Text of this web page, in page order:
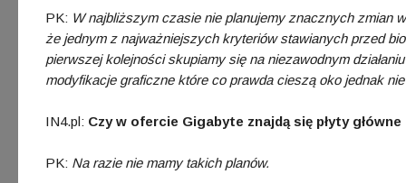
PK: W najbliższym czasie nie planujemy znacznych zmian
że jednym z najważniejszych kryteriów stawianych przed
pierwszej kolejności skupiamy się na niezawodnym
modyfikacje graficzne które co prawda cieszą oko jednak
IN4.pl: Czy w ofercie Gigabyte znajdą się płyty
PK: Na razie nie mamy takich planów.